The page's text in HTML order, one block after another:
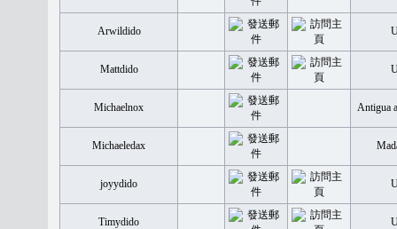
Arwildido
Mattdido
Michaelnox Antigua
Michaeledax
joyydido
Timydido